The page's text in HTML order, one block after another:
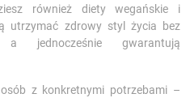
również diety wegańskie i
utrzymać zdrowy styl życia bez
a jednocześnie gwarantują
z konkretnymi potrzebami –